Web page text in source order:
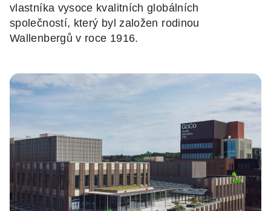
vlastníka vysoce kvalitních globálních
společností, který byl založen rodinou
Wallenbergů v roce 1916.